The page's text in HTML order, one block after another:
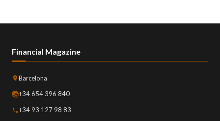
Financial Magazine
Barcelona
+34 654 396 840
+34 93 127 98 83